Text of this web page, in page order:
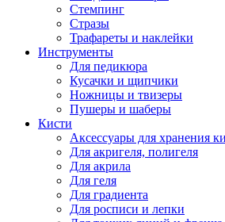
Стемпинг
Стразы
Трафареты и наклейки
Инструменты
Для педикюра
Кусачки и щипчики
Ножницы и твизеры
Пушеры и шаберы
Кисти
Аксессуары для хранения
Для акригеля, полигеля
Для акрила
Для геля
Для градиента
Для росписи и лепки